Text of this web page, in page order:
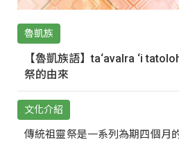
魯凱族
【魯凱族語】ta‘avalra ‘i
祭的由來
文化介紹
傳統祖靈祭是一系列為期四個月